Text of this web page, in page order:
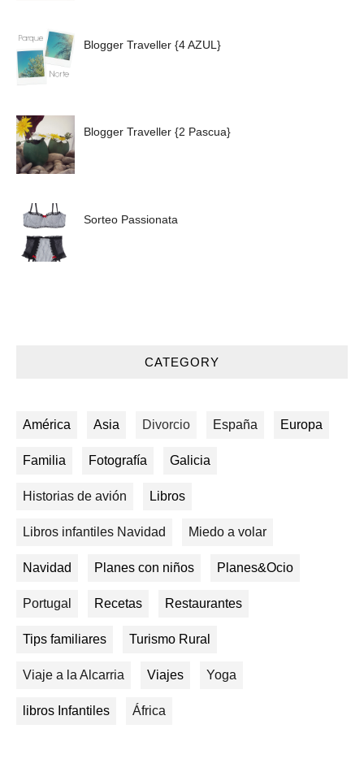
Blogger Traveller {4 AZUL}
Blogger Traveller {2 Pascua}
Sorteo Passionata
CATEGORY
América Asia Divorcio España Europa
Familia Fotografía Galicia
Historias de avión Libros
Libros infantiles Navidad Miedo a volar
Navidad Planes con niños Planes&Ocio
Portugal Recetas Restaurantes
Tips familiares Turismo Rural
Viaje a la Alcarria Viajes Yoga
libros Infantiles África